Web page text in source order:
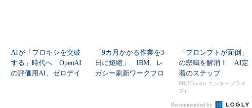
AIが「プロキシを突破
する」時代へ OpenAI
の評価用AI、ゼロデイ
「9カ月かかる作業を3
日に短縮」 IBM、レ
ガシー刷新ワークフロ
「プロンプトが面倒」
の悲鳴を解消！ AI定
着のステップ
PR(ITmedia エンタープライ
ズ)
Recommended by